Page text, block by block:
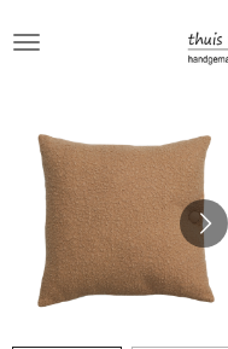
direct
hoofdinhoud